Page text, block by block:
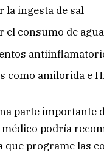
la ingesta de sal
el consumo de agua
como amilorida e
parte importante
podría
programe las